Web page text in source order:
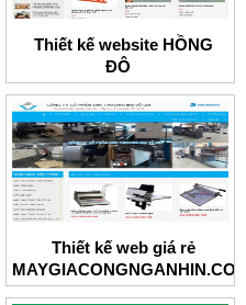
Thiết kế website HỒNG
ĐÔ
Thiết kế web giá rẻ